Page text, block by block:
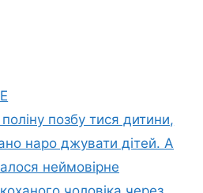
позбу тися дитини,
наро джувати дітей. А
неймовірне